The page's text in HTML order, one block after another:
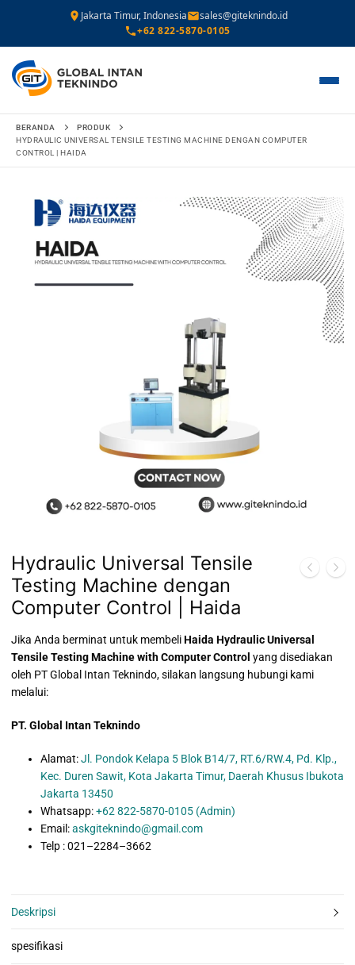
Jakarta Timur, Indonesia
sales@giteknindo.id
+62 822-5870-0105
Lompat
konten
BERANDA
PRODUK
HYDRAULIC UNIVERSAL TENSILE TESTING MACHINE DENGAN COMPUTER
CONTROL | HAIDA
🔍
Hydraulic Universal Tensile
Testing Machine dengan
Computer Control | Haida
Jika Anda berminat untuk membeliHaida Hydraulic Universal
Tensile Testing Machine with Computer Control yang disediakan
oleh PT Global Intan Teknindo, silakan langsung hubungi kami
melalui:
PT. Global Intan Teknindo
Alamat:Jl. Pondok Kelapa 5 Blok B14/7, RT.6/RW.4, Pd. Klp.,
Kec. Duren Sawit, Kota Jakarta Timur, Daerah Khusus Ibukota
Jakarta 13450
Whatsapp: +62 822-5870-0105 (Admin)
Email:askgiteknindo@gmail.com
Telp : 021–2284–3662
Deskripsi
spesifikasi